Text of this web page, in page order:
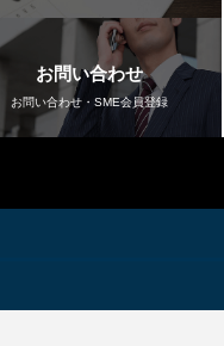
お問い合わせ
お問い合わせ・SME会員登録